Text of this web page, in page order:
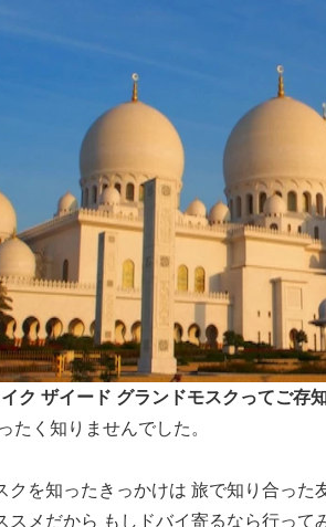
ク ザイード グランドモスクってご存知
たく知りませんでした。
クを知ったきっかけは 旅で知り合っ
スメだから もしドバイ寄るなら行っ